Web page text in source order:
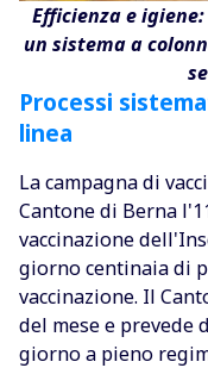
Efficienza e
un sistema a
Processi
linea
La campagna di
Cantone di Berna
vaccinazione
giorno centinaia di
vaccinazione. Il
del mese e prevede
giorno a pieno